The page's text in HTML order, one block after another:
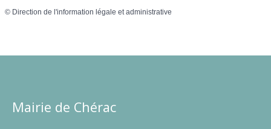
© Direction de l'information légale et administrative
Mairie de Chérac